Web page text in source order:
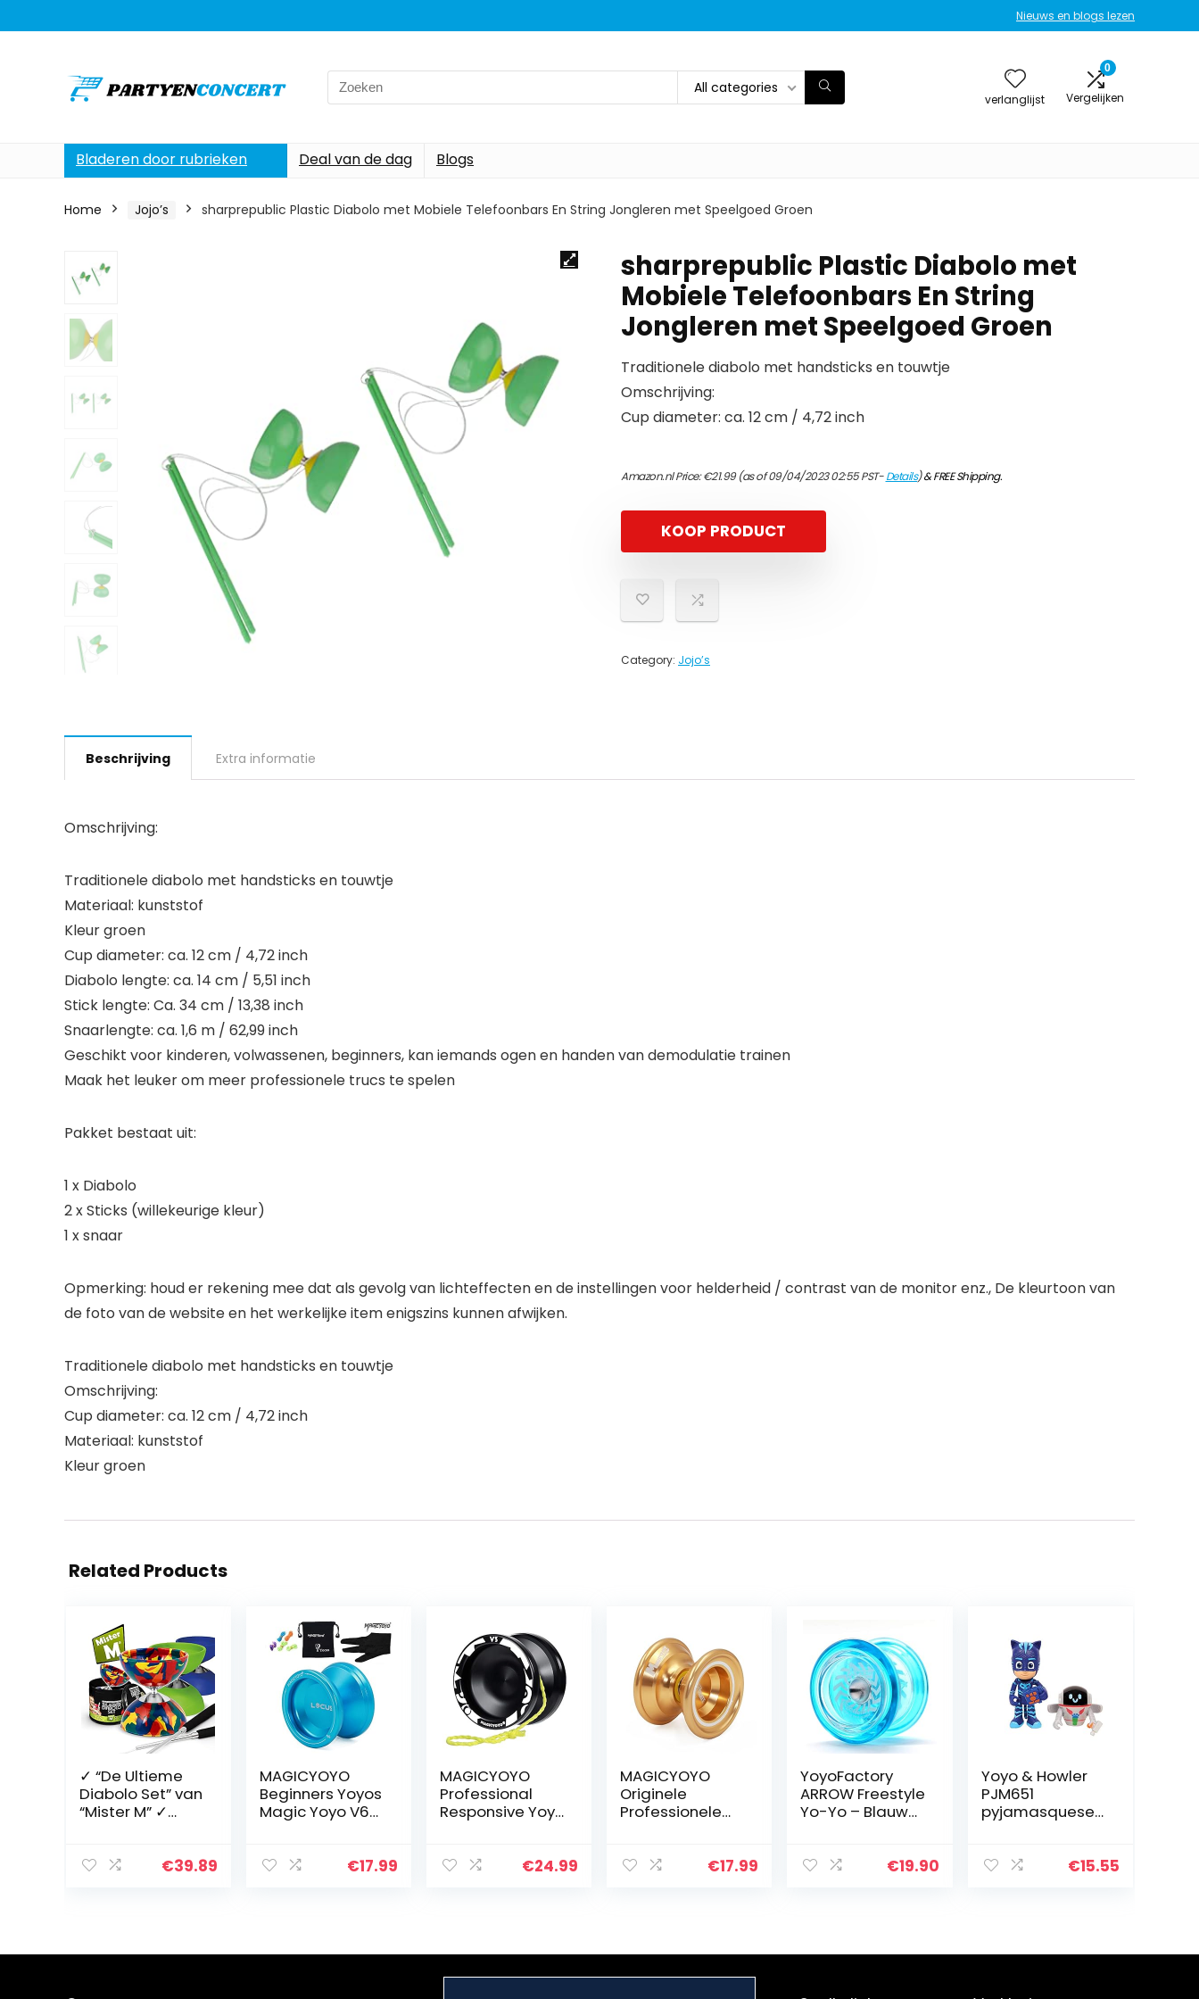
Nieuws en blogs lezen
Search
for:
All categories
verlanglijst
0
Vergelijken
Bladeren door rubrieken Deal van de dag Blogs
Home Jojo’s sharprepublic Plastic Diabolo met Mobiele Telefoonbars En String Jongleren met Speelgoed Groen
sharprepublic Plastic Diabolo met
Mobiele Telefoonbars En String
Jongleren met Speelgoed Groen
Traditionele diabolo met handsticks en touwtje
Omschrijving:
Cup diameter: ca. 12 cm / 4,72 inch
Amazon.nl Price:€21.99(as of 09/04/2023 02:55 PST-Details)&FREE Shipping.
KOOP PRODUCT
Category: Jojo’s
Beschrijving Extra informatie
Omschrijving:
Traditionele diabolo met handsticks en touwtje
Materiaal: kunststof
Kleur groen
Cup diameter: ca. 12 cm / 4,72 inch
Diabolo lengte: ca. 14 cm / 5,51 inch
Stick lengte: Ca. 34 cm / 13,38 inch
Snaarlengte: ca. 1,6 m / 62,99 inch
Geschikt voor kinderen, volwassenen, beginners, kan iemands ogen en handen van demodulatie trainen
Maak het leuker om meer professionele trucs te spelen
Pakket bestaat uit:
1 x Diabolo
2 x Sticks (willekeurige kleur)
1 x snaar
Opmerking: houd er rekening mee dat als gevolg van lichteffecten en de instellingen voor helderheid / contrast van de monitor enz., De kleurtoon van
de foto van de website en het werkelijke item enigszins kunnen afwijken.
Traditionele diabolo met handsticks en touwtje
Omschrijving:
Cup diameter: ca. 12 cm / 4,72 inch
Materiaal: kunststof
Kleur groen
Related Products
✓ “De Ultieme
Diabolo Set” van
“Mister M” ✓
n ✓ Gratis Online
€39.89
MAGICYOYO
Beginners Yoyos
Magic Yoyo V6
Responsive Yo-
€17.99
MAGICYOYO
Professional
Responsive Yoyo
voor kinderen
€24.99
MAGICYOYO
Originele
Professionele
Geavanceerde
€17.99
YoyoFactory
ARROW Freestyle
Yo-Yo – Blauw
jojo)
€19.90
Yoyo & Howler
PJM651
pyjamasqueset,
modellen
€15.55